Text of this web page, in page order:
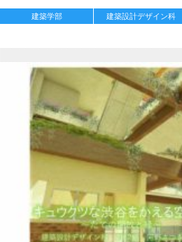
建築学部 建築設計デザイン科